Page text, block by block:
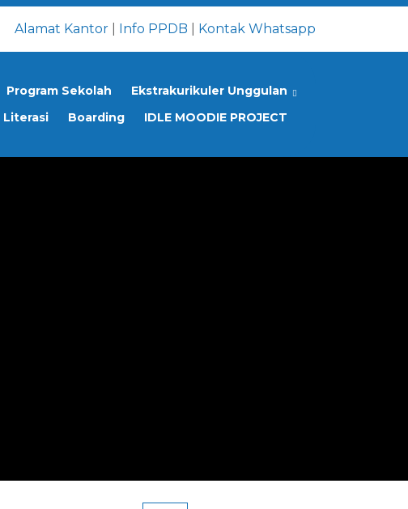
Alamat Kantor Info PPDB Kontak Whatsapp
Program Sekolah
Ekstrakurikuler Unggulan
Literasi Boarding IDLE MOODIE PROJECT